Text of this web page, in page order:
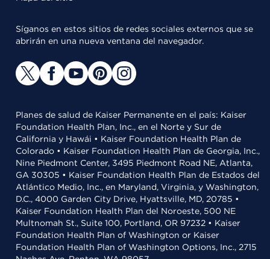
Síganos en estos sitios de redes sociales externos que se
abrirán en una nueva ventana del navegador.
Planes de salud de Kaiser Permanente en el país: Kaiser
Foundation Health Plan, Inc., en el Norte y Sur de
California y Hawái • Kaiser Foundation Health Plan de
Colorado • Kaiser Foundation Health Plan de Georgia, Inc.,
Nine Piedmont Center, 3495 Piedmont Road NE, Atlanta,
GA 30305 • Kaiser Foundation Health Plan de Estados del
Atlántico Medio, Inc., en Maryland, Virginia, y Washington,
D.C., 4000 Garden City Drive, Hyattsville, MD, 20785 •
Kaiser Foundation Health Plan del Noroeste, 500 NE
Multnomah St., Suite 100, Portland, OR 97232 • Kaiser
Foundation Health Plan of Washington or Kaiser
Foundation Health Plan of Washington Options, Inc., 2715